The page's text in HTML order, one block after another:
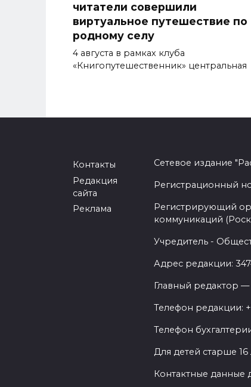
читатели совершили
виртуальное путешествие по
родному селу
4 августа в рамках клуба
«Книгопутешественник» центральная
Контакты
Редакция
сайта
Реклама
Сетевое издание
Регистрационный
Регистрирующий
коммуникаций
Учредитель -
Адрес редакции:
Главный редактор
Телефон редакции:
Телефон
Для детей старше 16
Контактные данные